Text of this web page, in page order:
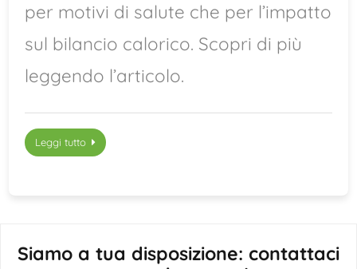
per motivi di salute che per l’impatto
sul bilancio calorico. Scopri di più
leggendo l’articolo.
Leggi tutto
Siamo a tua disposizione: contattaci